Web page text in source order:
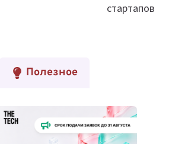
стартапов
Полезное